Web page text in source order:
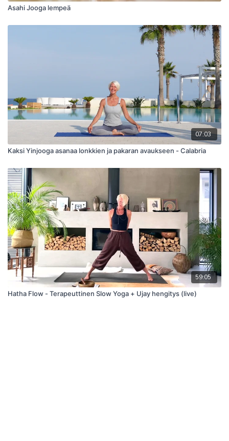
Asahi Jooga lempeä
07:03
Kaksi Yinjooga asanaa lonkkien ja pakaran avaukseen - Calabria
59:05
Hatha Flow - Terapeuttinen Slow Yoga + Ujay hengitys (live)